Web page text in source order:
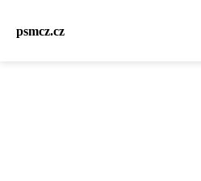
psmcz.cz